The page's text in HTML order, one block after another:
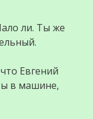
ли. Ты же
Евгений
в машине,